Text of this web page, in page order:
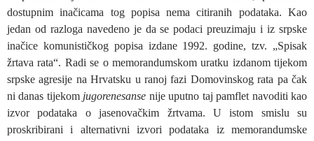
dostupnim inačicama tog popisa nema citiranih podataka. Kao
jedan od razloga navedeno je da se podaci preuzimaju i iz srpske
inačice komunističkog popisa izdane 1992. godine, tzv. „Spisak
žrtava rata“. Radi se o memorandumskom uratku izdanom tijekom
srpske agresije na Hrvatsku u ranoj fazi Domovinskog rata pa čak
ni danas tijekom jugorenesanse nije uputno taj pamflet navoditi kao
izvor podataka o jasenovačkim žrtvama. U istom smislu su
proskribirani i alternativni izvori podataka iz memorandumske